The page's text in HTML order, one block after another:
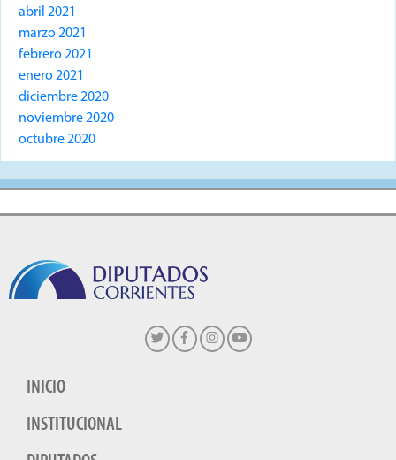
abril 2021
marzo 2021
febrero 2021
enero 2021
diciembre 2020
noviembre 2020
octubre 2020
INICIO
INSTITUCIONAL